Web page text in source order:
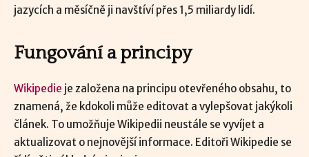
jazycích a měsíčně ji navštíví přes 1,5 miliardy lidí.
Fungování a principy
Wikipedie je založena na principu otevřeného obsahu, to
znamená, že kdokoli může editovat a vylepšovat jakýkoli
článek. To umožňuje Wikipedii neustále se vyvíjet a
aktualizovat o nejnovější informace. Editoři Wikipedie se